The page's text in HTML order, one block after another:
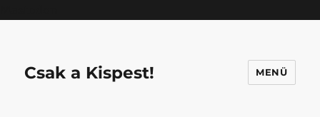
Csak a Kispest! MENÜ